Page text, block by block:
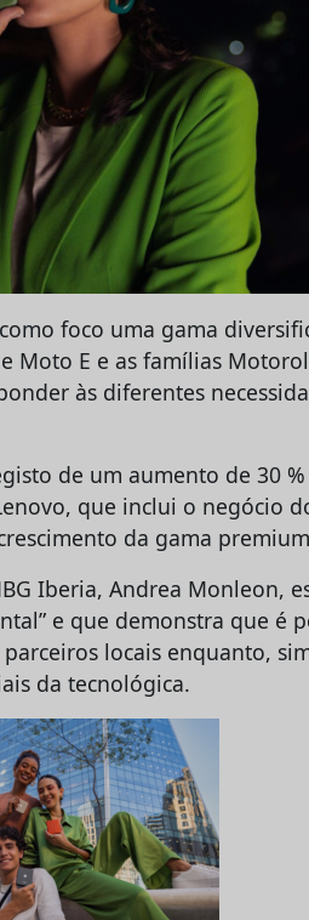
foco uma gama
Moto E e as famílias
às diferentes
de um aumento de 30
que inclui o negócio
da gama
Iberia, Andrea Monleon,
e que demonstra que é
locais enquanto,
da tecnológica.